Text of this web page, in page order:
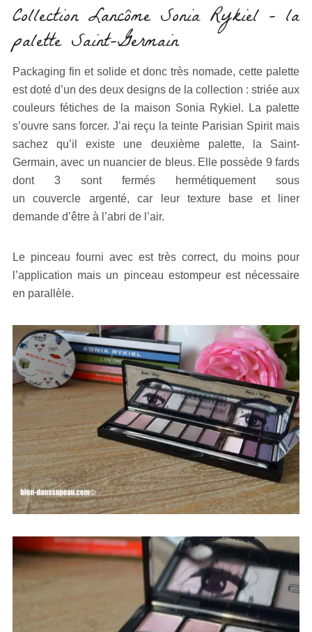
Collection Lancôme Sonia Rykiel – la
palette Saint-Germain
Packaging fin et solide et donc très nomade, cette palette
est doté d’un des deux designs de la collection : striée aux
couleurs fétiches de la maison Sonia Rykiel. La palette
s’ouvre sans forcer. J’ai reçu la teinte Parisian Spirit mais
sachez qu’il existe une deuxième palette, la Saint-
Germain, avec un nuancier de bleus. Elle possède 9 fards
dont 3 sont fermés hermétiquement sous
un couvercle argenté, car leur texture base et liner
demande d’être à l’abri de l’air.
Le pinceau fourni avec est très correct, du moins pour
l’application mais un pinceau estompeur est nécessaire
en parallèle.